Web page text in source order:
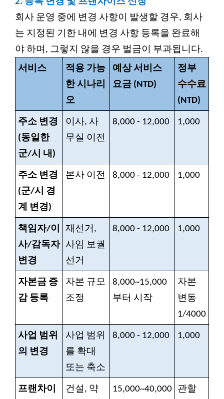
회사 운영 중에 변경 사항이 발생할 경우, 회사
는 지정된 기한 내에 변경 사항 등록을 완료해
야 하며, 그렇지 않을 경우 벌금이 부과됩니다.
서비스
적용 가능
한 시나리
오
예상 서비스
요금 (NTD)
정부
수수료
(NTD)
주소 변경
(동일한
군/시 내)
이사, 사
무실 이전
8,000 - 12,000 1,000
주소 변경
(군/시 경
계 변경)
본사 이전 8,000 - 12,000 1,000
책임자/이
사/감독자
변경
재선거,
사임 보궐
선거
8,000 - 12,000 1,000
자본금 증
감 등록
자본 규모
조정
8,000~15,000
부터 시작
자본
변동
1/4000
사업 범위
의 변경
사업 범위
를 확대
또는 축소
8,000 - 12,000 1,000
프랜차이 건설, 약 15,000~40,000 관할